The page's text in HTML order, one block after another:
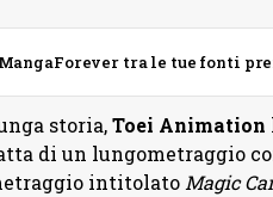
tra le tue fonti
storia,Toei Animation
di un lungometraggio
intitolato Magic